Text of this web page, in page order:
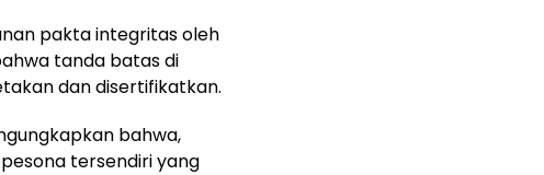
pakta integritas oleh
tanda batas di
dan disertifikatkan.
bahwa,
tersendiri yang